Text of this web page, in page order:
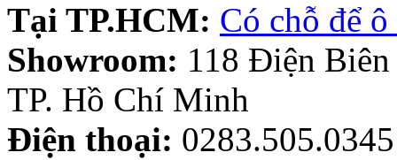
Tại TP.HCM: Có chỗ để
Showroom: 118 Điện
TP. Hồ Chí Minh
Điện thoại: